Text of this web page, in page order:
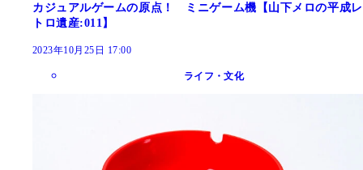
カジュアルゲームの原点！ ミニゲーム機【山下メロの平成レ
トロ遺産:011】
2023年10月25日 17:00
ライフ・文化